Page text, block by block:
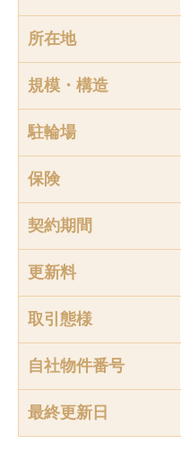
所在地
規模・構造
駐輪場
保険
契約期間
更新料
取引態様
自社物件番号
最終更新日